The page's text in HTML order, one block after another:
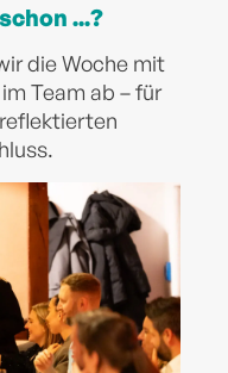
...?
die Woche mit
Team ab – für